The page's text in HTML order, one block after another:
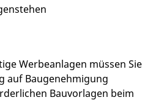
Werbeanlagen müssen Sie
auf Baugenehmigung
Bauvorlagen beim